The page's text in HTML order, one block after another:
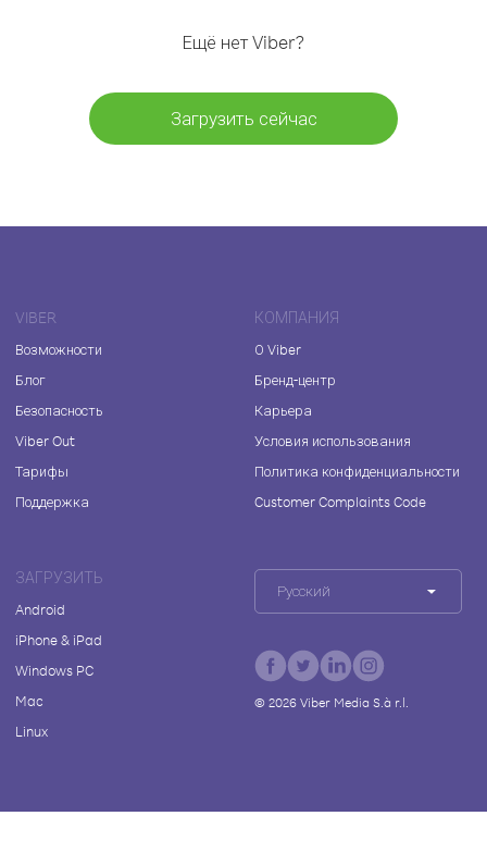
Ещё нет Viber?
Загрузить сейчас
VIBER
Возможности
Блог
Безопасность
Viber Out
Тарифы
Поддержка
КОМПАНИЯ
О Viber
Бренд-центр
Карьера
Условия использования
Политика конфиденциальности
Customer Complaints Code
ЗАГРУЗИТЬ
Android
iPhone & iPad
Windows PC
Mac
Linux
Русский
© 2026Viber Media S.à r.l.